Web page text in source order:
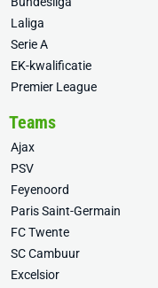
Laliga
Serie A
EK-kwalificatie
Premier League
Teams
Ajax
PSV
Feyenoord
Paris Saint-Germain
FC Twente
SC Cambuur
Excelsior